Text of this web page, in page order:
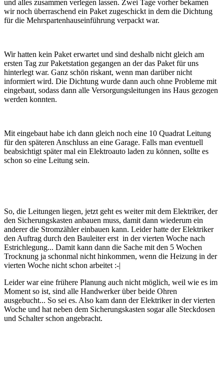
und alles zusammen verlegen lassen. Zwei Tage vorher bekamen
wir noch überraschend ein Paket zugeschickt in dem die Dichtung
für die Mehrspartenhauseinführung verpackt war.
Wir hatten kein Paket erwartet und sind deshalb nicht gleich am
ersten Tag zur Paketstation gegangen an der das Paket für uns
hinterlegt war. Ganz schön riskant, wenn man darüber nicht
informiert wird. Die Dichtung wurde dann auch ohne Probleme mit
eingebaut, sodass dann alle Versorgungsleitungen ins Haus gezogen
werden konnten.
Mit eingebaut habe ich dann gleich noch eine 10 Quadrat Leitung
für den späteren Anschluss an eine Garage. Falls man eventuell
beabsichtigt später mal ein Elektroauto laden zu können, sollte es
schon so eine Leitung sein.
So, die Leitungen liegen, jetzt geht es weiter mit dem Elektriker, der
den Sicherungskasten anbauen muss, damit dann wiederum ein
anderer die Stromzähler einbauen kann. Leider hatte der Elektriker
den Auftrag durch den Bauleiter erst in der vierten Woche nach
Estrichlegung... Damit kann dann die Sache mit den 5 Wochen
Trocknung ja schonmal nicht hinkommen, wenn die Heizung in der
vierten Woche nicht schon arbeitet :-|
Leider war eine frühere Planung auch nicht möglich, weil wie es im
Moment so ist, sind alle Handwerker über beide Ohren
ausgebucht... So sei es. Also kam dann der Elektriker in der vierten
Woche und hat neben dem Sicherungskasten sogar alle Steckdosen
und Schalter schon angebracht.